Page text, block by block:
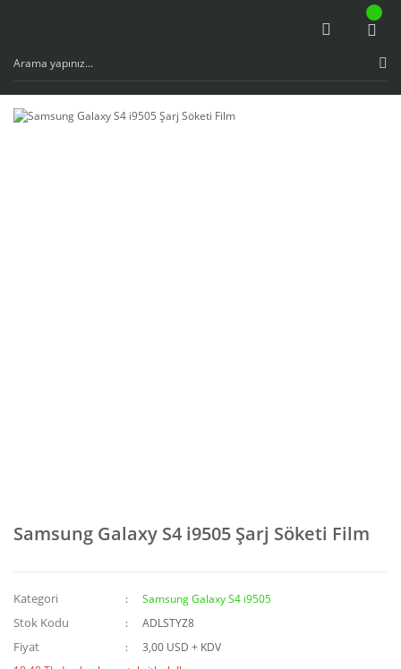
Samsung Galaxy S4 i9505 Şarj Söketi Film
Kategori Samsung Galaxy S4 i9505
Stok Kodu ADLSTYZ8
Fiyat
3,00 USD + KDV